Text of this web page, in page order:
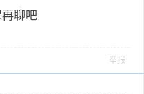
聊吧
举报